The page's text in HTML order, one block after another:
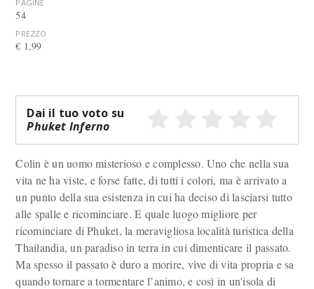
PAGINE
54
PREZZO
€ 1,99
Dai il tuo voto su
Phuket Inferno
Colin è un uomo misterioso e complesso. Uno che nella sua
vita ne ha viste, e forse fatte, di tutti i colori, ma è arrivato a
un punto della sua esistenza in cui ha deciso di lasciarsi tutto
alle spalle e ricominciare. E quale luogo migliore per
ricominciare di Phuket, la meravigliosa località turistica della
Thailandia, un paradiso in terra in cui dimenticare il passato.
Ma spesso il passato è duro a morire, vive di vita propria e sa
quando tornare a tormentare l’animo, e così in un'isola di